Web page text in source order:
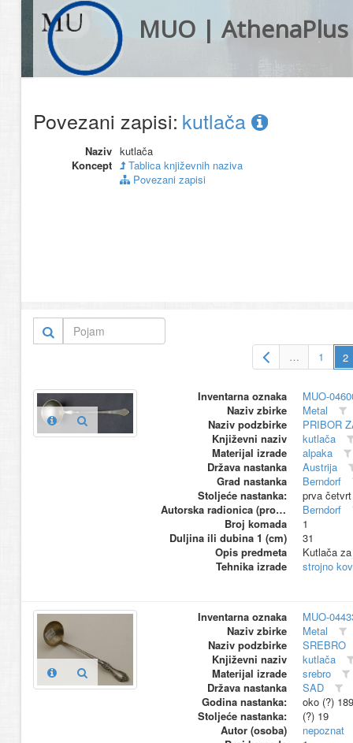
MUO | AthenaPlus
Povezani zapisi: kutlača
Naziv kutlača
Koncept
Tablica književnih naziva
Povezani zapisi
… 1
Inventarna oznaka
MUO-
Naziv zbirke
Metal
Naziv podzbirke
PRIBOR
Književni naziv
kutlača
Materijal izrade
alpaka
Država nastanka
Austrija
Grad nastanka
Berndorf
Stoljeće nastanka:
prva
Autorska radionica (proizvođač)
Berndorf
Broj komada
1
Duljina ili dubina 1 (cm)
31
Opis predmeta
Kutlača
Tehnika izrade
strojno
Inventarna oznaka
MUO-
Naziv zbirke
Metal
Naziv podzbirke
SREBRO
Književni naziv
kutlača
Materijal izrade
srebro
Država nastanka
SAD
Godina nastanka:
oko (?)
Stoljeće nastanka:
(?) 19
Autor (osoba)
nepoznat